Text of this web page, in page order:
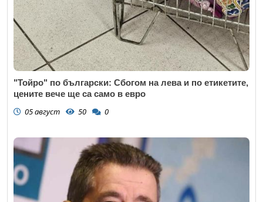
"Тойро" по български: Сбогом на лева и по етикетите,
цените вече ще са само в евро
05 август 50 0